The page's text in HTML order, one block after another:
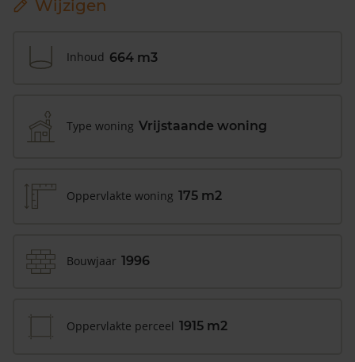
Wijzigen
Inhoud 664 m3
Type woning Vrijstaande woning
Oppervlakte woning 175 m2
Bouwjaar 1996
Oppervlakte perceel 1915 m2